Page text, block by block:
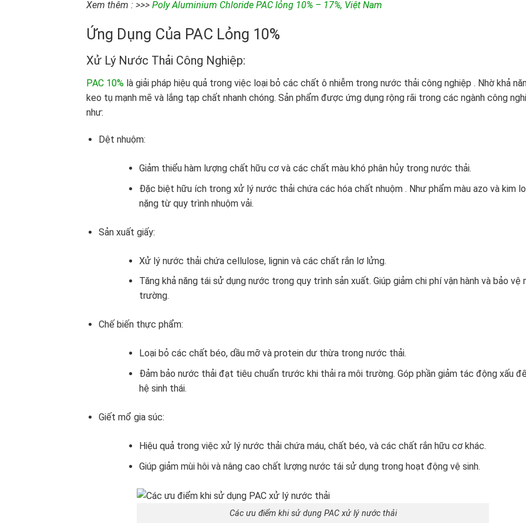
Xem thêm : >>> Poly Aluminium Chloride PAC lỏng 10% – 17%, Việt Nam
Ứng Dụng Của PAC Lỏng 10%
Xử Lý Nước Thải Công Nghiệp:
PAC 10% là giải pháp hiệu quả trong việc loại bỏ các chất ô nhiễm trong nước thải công nghiệp . Nhờ khả
keo tụ mạnh mẽ và lắng tạp chất nhanh chóng. Sản phẩm được ứng dụng rộng rãi trong các ngành công
như:
Dệt nhuộm:
Giảm thiểu hàm lượng chất hữu cơ và các chất màu khó phân hủy trong nước thải.
Đặc biệt hữu ích trong xử lý nước thải chứa các hóa chất nhuộm . Như phẩm màu azo và kim
nặng từ quy trình nhuộm vải.
Sản xuất giấy:
Xử lý nước thải chứa cellulose, lignin và các chất rắn lơ lửng.
Tăng khả năng tái sử dụng nước trong quy trình sản xuất. Giúp giảm chi phí vận hành và bảo vệ
trường.
Chế biến thực phẩm:
Loại bỏ các chất béo, dầu mỡ và protein dư thừa trong nước thải.
Đảm bảo nước thải đạt tiêu chuẩn trước khi thải ra môi trường. Góp phần giảm tác động xấu
hệ sinh thái.
Giết mổ gia súc:
Hiệu quả trong việc xử lý nước thải chứa máu, chất béo, và các chất rắn hữu cơ khác.
Giúp giảm mùi hôi và nâng cao chất lượng nước tái sử dụng trong hoạt động vệ sinh.
Các ưu điểm khi sử dụng PAC xử lý nước thải